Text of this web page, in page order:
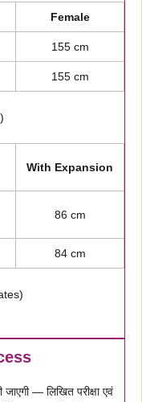
Female
155 cm
155 cm
With Expansion
86 cm
84 cm
— लिखित परीक्षा एवं